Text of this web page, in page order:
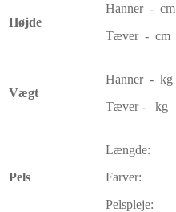
Højde
Hanner - cm
Tæver - cm
Vægt
Hanner - kg
Tæver - kg
Pels
Længde:
Farver:
Pelspleje: